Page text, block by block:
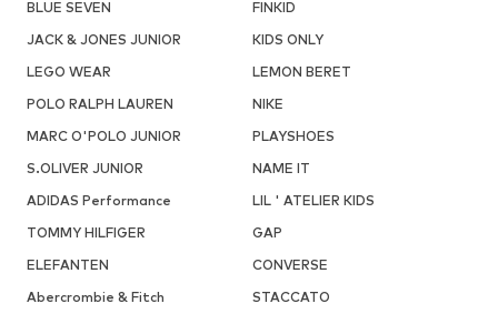
BLUE SEVEN
FINKID
JACK & JONES JUNIOR
KIDS ONLY
LEGO WEAR
LEMON BERET
POLO RALPH LAUREN
NIKE
MARC O'POLO JUNIOR
PLAYSHOES
S.OLIVER JUNIOR
NAME IT
ADIDAS Performance
LIL ' ATELIER KIDS
TOMMY HILFIGER
GAP
ELEFANTEN
CONVERSE
Abercrombie & Fitch
STACCATO